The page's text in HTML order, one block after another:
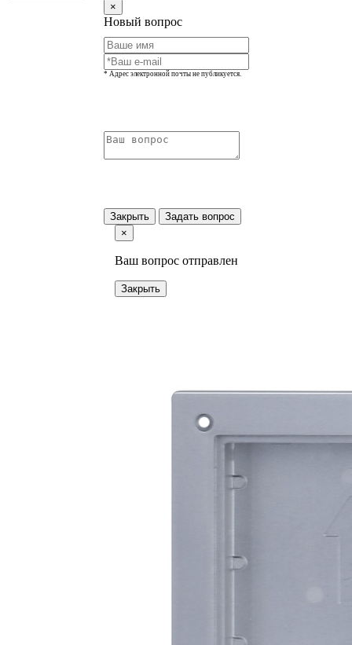
×
Новый вопрос
* Адрес электронной почты не публикуется.
Закрыть
Задать вопрос
×
Ваш вопрос отправлен
Закрыть